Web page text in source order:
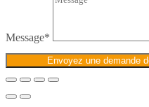
Message*
Envoyez une demande